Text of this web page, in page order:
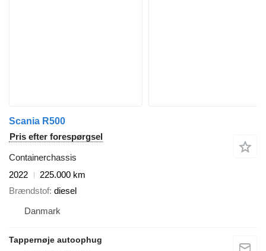
Scania R500
Pris efter forespørgsel
Containerchassis
2022
225.000 km
Brændstof diesel
Danmark
Tappernøje autoophug